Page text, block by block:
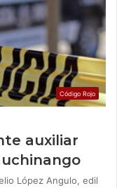
Código Rojo
auxiliar
López Angulo, edil